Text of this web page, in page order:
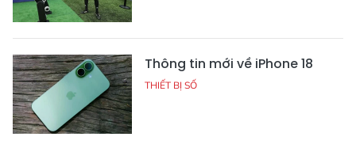
Thông tin mới về iPhone 18
THIẾT BỊ SỐ